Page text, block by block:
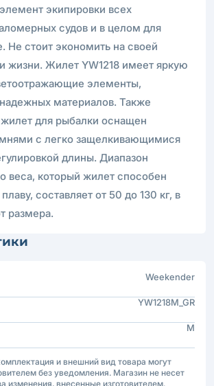
экипировки всех
судов и в целом для
Не стоит экономить на своей
жизни. Жилет YW1218 имеет яркую
элементы,
надежных материалов. Также
для рыбалки оснащен
с легко защелкивающимися
длины. Диапазон
веса, который жилет способен
составляет от 50 до 130 кг, в
размера.
Weekender
YW1218M_GR
M
и внешний вид товара могут
без уведомления. Магазин не несет
изменения, внесенные изготовителем.